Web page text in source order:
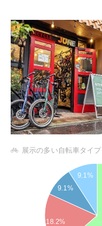
展示の多い自転車タイプ
18.2%
9.1%
9.1%